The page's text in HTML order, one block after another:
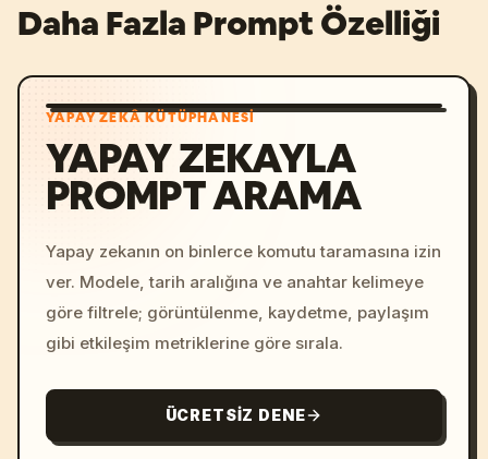
Daha Fazla Prompt Özelliği
YAPAY ZEKÂ KÜTÜPHANESI
YAPAY ZEKAYLA
PROMPT ARAMA
Yapay zekanın on binlerce komutu taramasına izin
ver. Modele, tarih aralığına ve anahtar kelimeye
göre filtrele; görüntülenme, kaydetme, paylaşım
gibi etkileşim metriklerine göre sırala.
ÜCRETSIZ DENE